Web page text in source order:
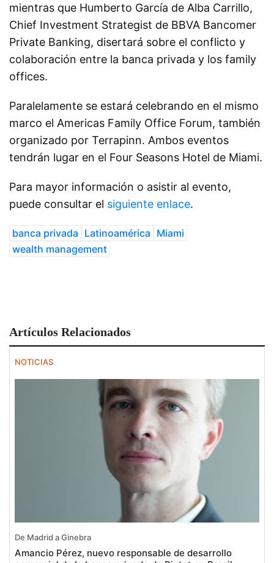
mientras que Humberto García de Alba Carrillo,
Chief Investment Strategist de BBVA Bancomer
Private Banking, disertará sobre el conflicto y
colaboración entre la banca privada y los family
offices.
Paralelamente se estará celebrando en el mismo
marco el Americas Family Office Forum, también
organizado por Terrapinn. Ambos eventos
tendrán lugar en el Four Seasons Hotel de Miami.
Para mayor información o asistir al evento,
puede consultar el siguiente enlace.
banca privada Latinoamérica Miami
wealth management
Artículos Relacionados
NOTICIAS
De Madrid a Ginebra
Amancio Pérez, nuevo responsable de desarrollo